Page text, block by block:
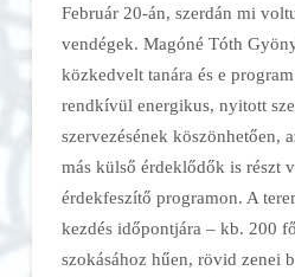
Február 20-án, szerdán mi
vendégek. Magóné Tóth
közkedvelt tanára és e
rendkívül energikus, nyitott
szervezésének köszönhetően,
más külső érdeklődők is részt
érdekfeszítő programon. A
kezdés időpontjára – kb. 200
szokásához hűen, rövid zenei